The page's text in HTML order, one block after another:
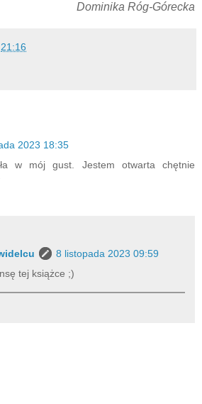
Dominika Róg-Górecka
21:16
2023 18:35
w mój gust. Jestem otwarta chętnie
8 listopada 2023 09:59
tej książce ;)